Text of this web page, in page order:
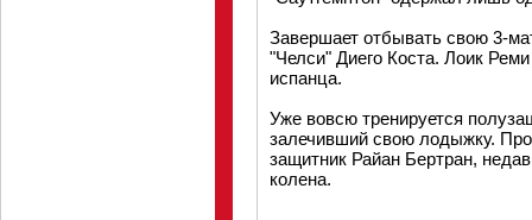
Завершает отбывать свою 3-
"Челси" Диего Коста. Лоик
испанца.
Уже вовсю тренируется
залечивший свою лодыжку.
защитник Райан Бертран,
колена.